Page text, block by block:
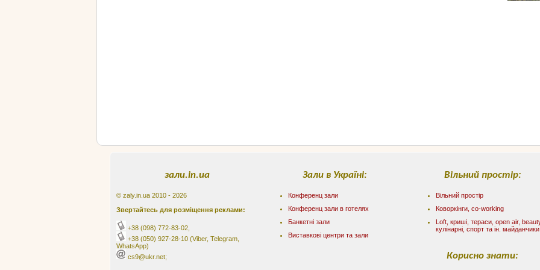
зали.in.ua
© zaly.in.ua 2010 - 2026
Звертайтесь для розміщення реклами:
+38 (098) 772-83-02
+38 (050) 927-28-10 (Viber, Telegram,
WhatsApp)
cs9@ukr.net;
Зали в Україні:
Конференц зали
Конференц зали в готелях
Банкетні зали
Виставкові центри та зали
Вільний простір:
Вільний простір
Коворкінги, co-working
Loft, криші, тераси, оpen air,
кулінарні, спорт та ін. майданчики
Корисно знати: